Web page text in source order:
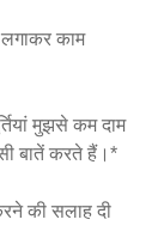
काम
मुझसे कम दाम
बातें करते हैं।*
की सलाह दी